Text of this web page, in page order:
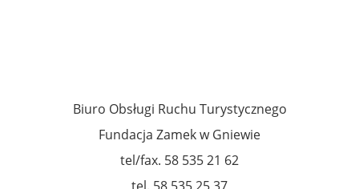
Biuro Obsługi Ruchu Turystycznego
Fundacja Zamek w Gniewie
tel/fax. 58 535 21 62